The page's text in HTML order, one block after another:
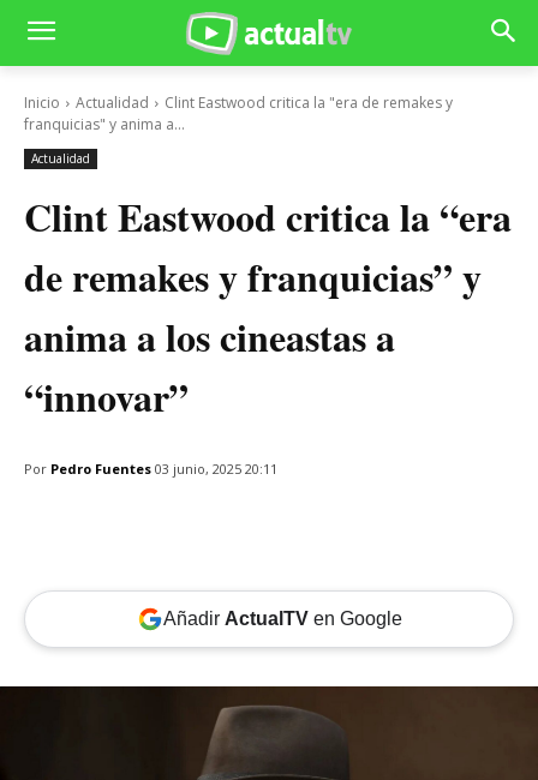
Inicio Actualidad
Clint Eastwood critica la "era de remakes y
franquicias" y anima a...
Actualidad
Clint Eastwood critica la “era
de remakes y franquicias” y
anima a los cineastas a
“innovar”
Por Pedro Fuentes 03 junio, 2025 20:11
Añadir ActualTVen Google